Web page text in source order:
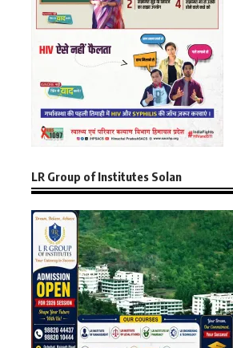
LR Group of Institutes Solan